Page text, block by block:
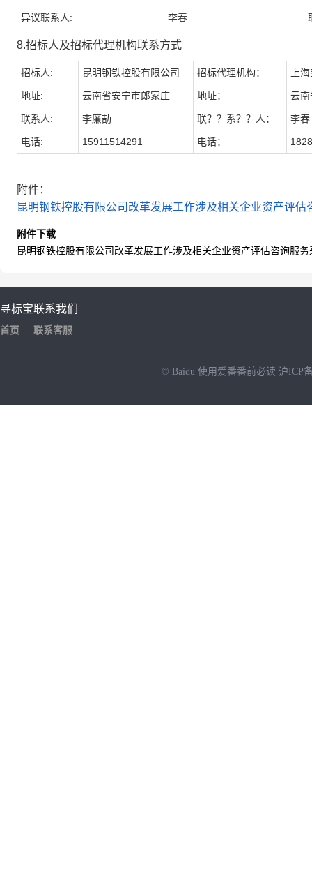
异议联系人: 李春
8.招标人及招标代理机构联系方式
招标人: 昆明钢铁控股有限公司 招标代理机构： 上
地址: 云南省安宁市郎家庄 地址： 云南
联系人: 李廉劼 联？？系？？人： 李春
电话: 15911514291 电话：
附件：
昆明钢铁控股有限公司改革发展工作涉及相关企业资产评
附件下载
昆明钢铁控股有限公司改革发展工作涉及相关企业资产评估咨询服
寻标宝
首页
联系我们
联系客服
© Baidu 使用爱番番前必读 沪ICP